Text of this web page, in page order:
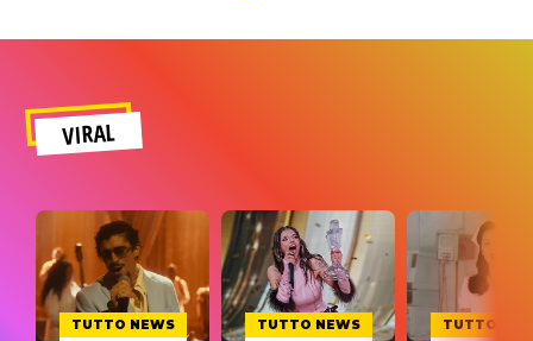
VIRAL
TUTTO NEWS TUTTO NEWS TUTTO